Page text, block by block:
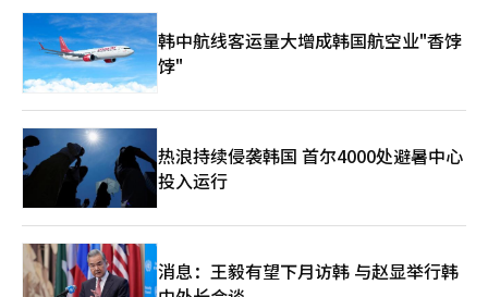
性投资，并使其成果惠及国民，才是当前韩国经济最需要解决的任
务。※ 本报道经人工智能（AI）系统翻译与编辑。
AI人才。硅谷则拥有包容失败、鼓励创新的独特文化。 美国是唯一
一个拥有技术、资本、人才和平台的国家。在未来20年中，AI霸权
的最强候选者仍然很可能是美国。 然而，美国也存在弱点。尽管
设计能力世界一流，但生产却在很大程度上依赖于台湾和韩国。美
国最近在半导体制造业复兴上投资数百万亿韩元，正是出于这一原
争者。 中国最大的资产是人口和市场。14亿人口所产生的海量数
据是AI时代的巨大资源。此外，中国政府在制定长期战略时，能够
在10年、20年内持续推进。 中国正在将半导体崛起和AI崛起作为
国家战略。华为、台积电、百度、阿里巴巴、腾讯和深度学习是中
国AI生态系统的核心支柱。 尤其是在制造业AI、机器人和智能城市
领域，中国已经达到相当高的水平。中国的工厂自动化速度位居世
界前列。在电动车、无人机和工业机器人领域，中国展现出令美国
也感到紧张的竞争力。 中国的弱点在于高端半导体。美国的出口
都应深刻认识到他们的决策将对韩国产业整体产生的影响。 基本
原则和常识其实很简单。企业要保持竞争力，才能创造可持续的就
业机会；工人需要有稳定的工作，才能规划未来。劳资关系最终是
共存的问题。我们必须寻找的是共同生存的道路，而非单方面的胜
国制造业的未来。希望劳资双方能够超越眼前的利益，展现出关注
10年、20年后产业竞争力的智慧。现在所需的不是对立的扩大，
而是面向未来的共同解决方案。※ 本报道经人工智能（AI）系统翻
译与编辑。
治风险的紧张局势有所缓解。美国总统唐纳德·特朗普在社交媒体
上提到与伊朗的谈判进展顺利，双方接近签署包括霍尔木兹海峡重
新开放在内的谅解备忘录（MOU），这也使得油价上涨压力有所
减轻。然而，美军与伊朗革命卫队之间的军事冲突仍在持续，市场
的警惕性依然存在。 下周将举行全球IT活动和美国就业数据发
布。6月1日至4日，英伟达GTC台北2026大会将举行。英伟达首席
执行官黄仁勋的主题演讲将围绕AI芯片、代理AI和物理AI等话题展
开。三星电子和SK海力士也将参加此次活动，预计将强调其高带
宽内存（HBM）合作关系。 韩国股市将在下月3日因第九届全国地
方选举休市。随后，5日将公布美国5月非农新增就业和失业率、小
时平均工资等数据。市场预计美国新增就业将增加9.5万人，失业
率将达到4.3%。 达沃投资证券的研究员表示：“市场利率已经在
一定程度上反映了对油价和通胀的担忧，以及由此导致的鹰派美联
韩中航线客运量大增成韩国航空业"香饽
饽"
热浪持续侵袭韩国 首尔4000处避暑中心
投入运行
消息：王毅有望下月访韩 与赵显举行韩